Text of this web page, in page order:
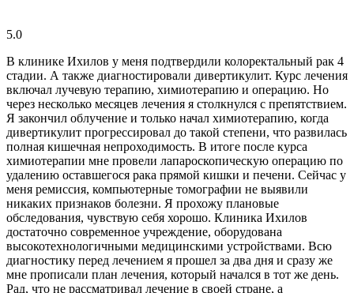
5.0
В клинике Ихилов у меня подтвердили колоректальный рак 4
стадии. А также диагностировали дивертикулит. Курс лечения
включал лучевую терапию, химиотерапию и операцию. Но
через несколько месяцев лечения я столкнулся с препятствием.
Я закончил облучение и только начал химиотерапию, когда
дивертикулит прогрессировал до такой степени, что развилась
полная кишечная непроходимость. В итоге после курса
химиотерапии мне провели лапароскопическую операцию по
удалению оставшегося рака прямой кишки и печени. Сейчас у
меня ремиссия, компьютерные томографии не выявили
никаких признаков болезни. Я прохожу плановые
обследования, чувствую себя хорошо. Клиника Ихилов
достаточно современное учреждение, оборудована
высокотехнологичными медицинскими устройствами. Всю
диагностику перед лечением я прошел за два дня и сразу же
мне прописали план лечения, который начался в тот же день.
Рад, что не рассматривал лечение в своей стране, а